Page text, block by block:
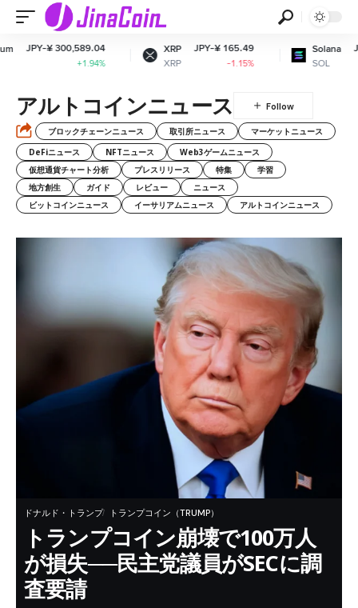
300,589.04 JPY-¥ 165.49
-1.15%
JPY-¥
アルトコインニュース
ブロックチェーンニュース 取引所ニュース
マーケットニュース
DeFiニュース
NFTニュース
Web3ゲームニュース
仮想通貨チャート分析
プレスリリース 特集
学習
地方創生
ガイド レビュー
ニュース
ビットコインニュース
イーサリアムニュース アルトコインニュース
ドナルド・トランプ トランプコイン（TRUMP）
トランプコイン崩壊で100万人
が損失──民主党議員がSECに調
査要請